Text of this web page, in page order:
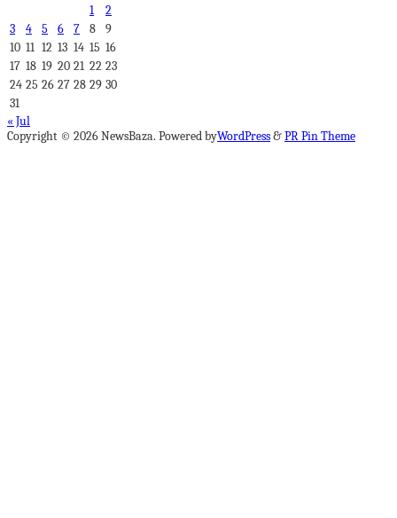
1
2
3
4 5 6 7 8
9
10 11 12 13 14 15 16
17 18 19 20 21 22 23
24 25 26 27 28 29 30
31
« Jul
Copyright © 2026 NewsBaza. Powered byWordPress&PR Pin Theme